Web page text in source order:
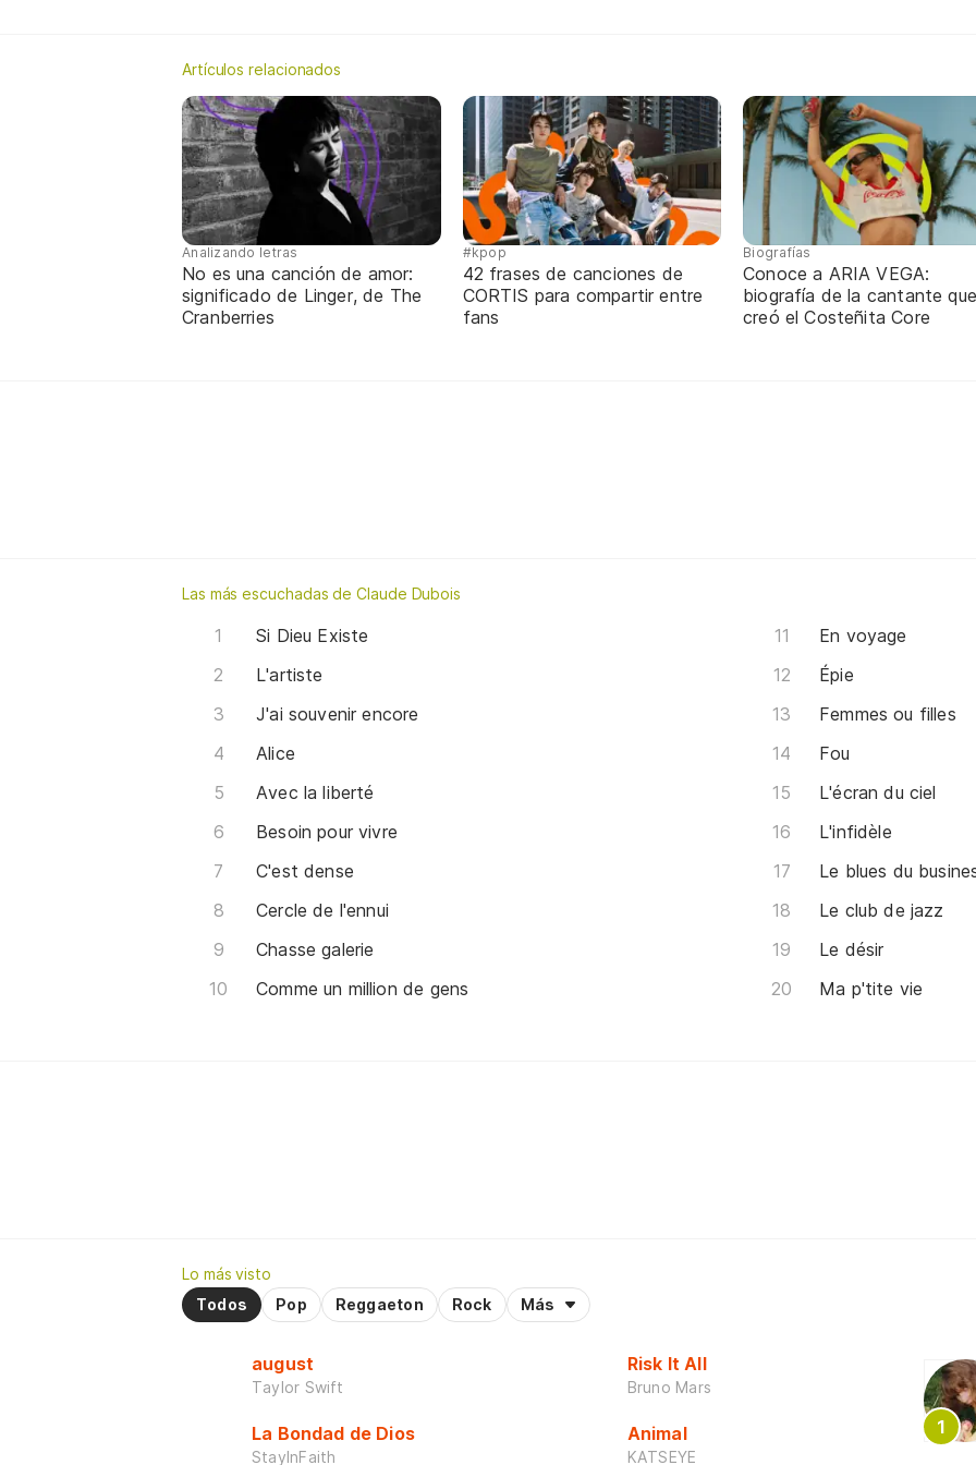
Artículos relacionados
Analizando letras
No es una canción de amor:
significado de Linger, de The
Cranberries
#kpop
42 frases de canciones de
CORTIS para compartir entre
fans
Biografías
Conoce a ARIA VEGA:
biografía de la cantante que
creó el Costeñita Core
Las más escuchadas de Claude Dubois
Si Dieu Existe
L'artiste
J'ai souvenir encore
Alice
Avec la liberté
Besoin pour vivre
C'est dense
Cercle de l'ennui
Chasse galerie
Comme un million de gens
En voyage
Épie
Femmes ou filles
Fou
L'écran du ciel
L'infidèle
Le blues du
Le club de jazz
Le désir
Ma p'tite vie
Lo más visto
Todos
Pop Reggaeton Rock Más
august
Taylor Swift
La Bondad de Dios
StayInFaith
Risk It All
Bruno Mars
Animal
KATSEYE